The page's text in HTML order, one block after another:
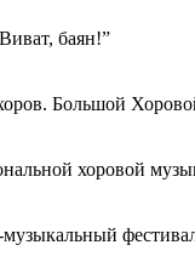
баян!”
Большой
хоровой